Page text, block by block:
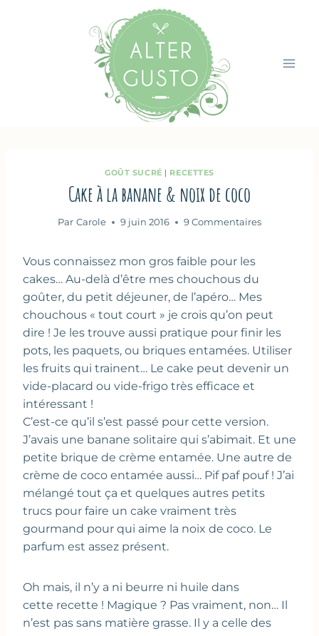
GOÛT SUCRÉ | RECETTES
Cake à la banane & noix de coco
Par Carole 9 juin 2016 9 Commentaires
Vous connaissez mon gros faible pour les
cakes… Au-delà d’être mes chouchous du
goûter, du petit déjeuner, de l’apéro… Mes
chouchous « tout court » je crois qu’on peut
dire ! Je les trouve aussi pratique pour finir les
pots, les paquets, ou briques entamées. Utiliser
les fruits qui trainent… Le cake peut devenir un
vide-placard ou vide-frigo très efficace et
intéressant !
C’est-ce qu’il s’est passé pour cette version.
J’avais une banane solitaire qui s’abimait. Et une
petite brique de crème entamée. Une autre de
crème de coco entamée aussi… Pif paf pouf ! J’ai
mélangé tout ça et quelques autres petits
trucs pour faire un cake vraiment très
gourmand pour qui aime la noix de coco. Le
parfum est assez présent.
Oh mais, il n’y a ni beurre ni huile dans
cette recette ! Magique ? Pas vraiment, non… Il
n’est pas sans matière grasse. Il y a celle des